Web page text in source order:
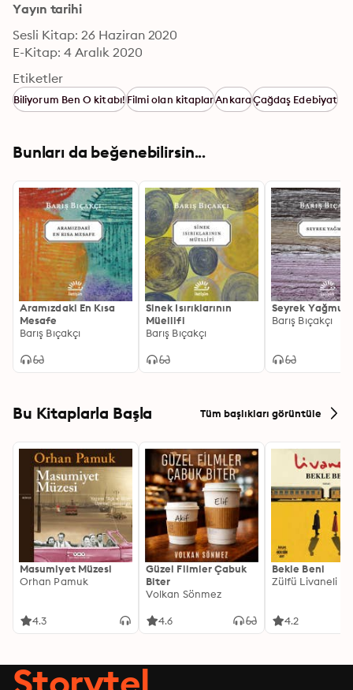
Yayın tarihi
Sesli Kitap: 26 Haziran 2020
E-Kitap: 4 Aralık 2020
Etiketler
Biliyorum Ben O kitabı!Filmi olan kitaplarAnkaraÇağdaş Edebiyat
Bunları da beğenebilirsin...
Aramızdaki En Kısa
Mesafe
Barış Bıçakçı
Sinek Isırıklarının
Müellifi
Barış Bıçakçı
Seyrek Yağmur
Barış Bıçakçı
Bu Kitaplarla Başla Tüm başlıkları görüntüle
Masumiyet Müzesi
Orhan Pamuk
4.3
Güzel Filmler Çabuk
Biter
Volkan Sönmez
4.6
Bekle Beni
Zülfü Livaneli
4.2